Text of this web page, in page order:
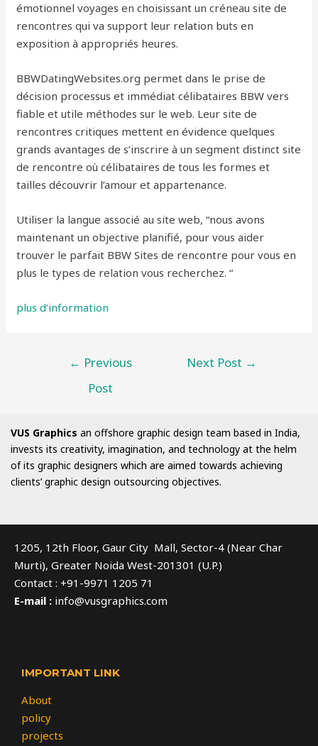
émotionnel voyages en choisissant un créneau site de
rencontres qui va support leur relation buts en
exposition à appropriés heures.
BBWDatingWebsites.org permet dans le prise de
décision processus et immédiat célibataires BBW vers
fiable et utile méthodes sur le web. Leur site de
rencontres critiques mettent en évidence quelques
grands avantages de s’inscrire à un segment distinct site
de rencontre où célibataires de tous les formes et
tailles découvrir l’amour et appartenance.
Utiliser la langue associé au site web, “nous avons
maintenant un objective planifié, pour vous aider
trouver le parfait BBW Sites de rencontre pour vous en
plus le types de relation vous recherchez. “
plus d’information
← Previous
Post
Next Post →
VUS Graphics an offshore graphic design team based in India,
invests its creativity, imagination, and technology at the helm
of its graphic designers which are aimed towards achieving
clients’ graphic design outsourcing objectives.
1205, 12th Floor, Gaur City Mall, Sector-4 (Near Char
Murti), Greater Noida West-201301 (U.P.)
Contact : +91-9971 1205 71
E-mail : info@vusgraphics.com
IMPORTANT LINK
About
policy
projects